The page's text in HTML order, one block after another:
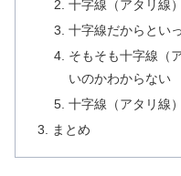
十字線（アタリ線
十字線だからとい
そもそも十字線（
いのかわからない
十字線（アタリ線
まとめ